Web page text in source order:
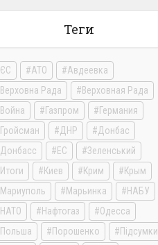
Теги
ЄС АТО
Авдеевка
Верховна Рада
Верховная Рада
Война
Газпром
Германия
Гройсман
ДНР
Донбас
Донбасс
ЕС
Зеленський
Итоги
Киев Крим
Крым
Мариуполь
Марьинка
НАБУ
НАТО
Нафтогаз
Одесса
Польша
Порошенко
Підсумки